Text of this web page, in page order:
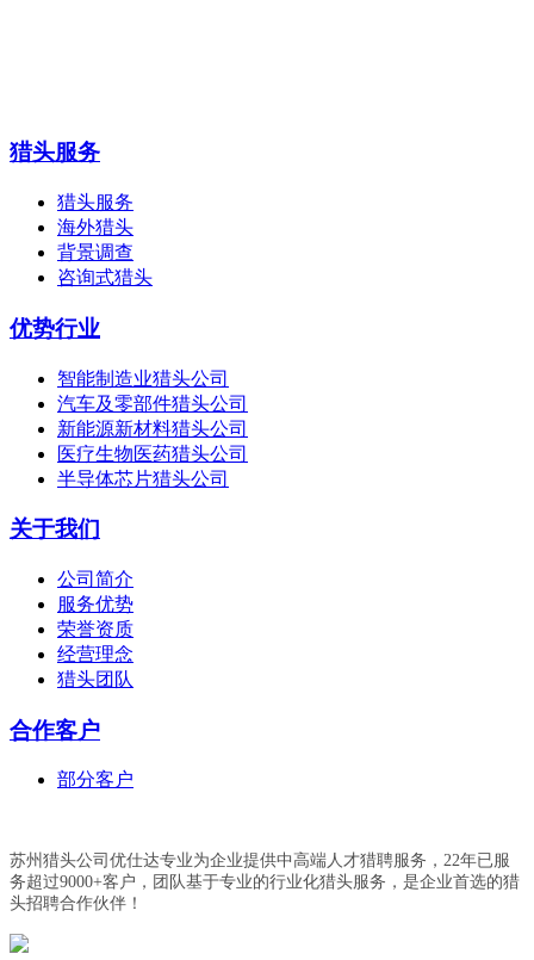
猎头服务
猎头服务
海外猎头
背景调查
咨询式猎头
优势行业
智能制造业猎头公司
汽车及零部件猎头公司
新能源新材料猎头公司
医疗生物医药猎头公司
半导体芯片猎头公司
关于我们
公司简介
服务优势
荣誉资质
经营理念
猎头团队
合作客户
部分客户
苏州猎头公司优仕达专业为企业提供中高端人才猎聘服务，22年已服
务超过9000+客户，团队基于专业的行业化猎头服务，是企业首选的猎
头招聘合作伙伴！